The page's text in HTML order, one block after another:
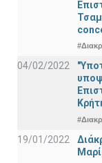
04/02/2022
19/01/2022